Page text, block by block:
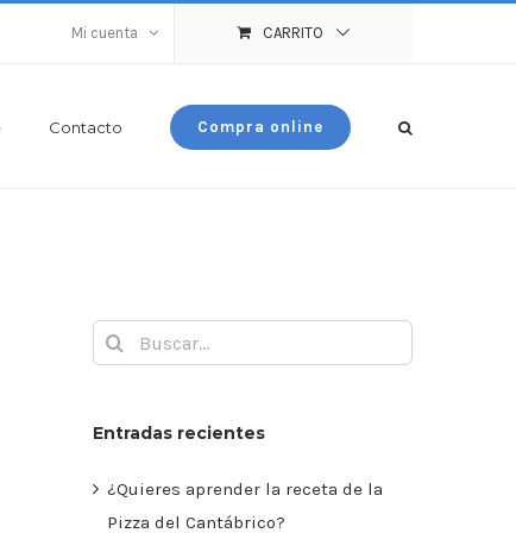
Mi cuenta CARRITO
Contacto Compra online
Buscar:
Entradas recientes
¿Quieres aprender la receta de la
Pizza del Cantábrico?